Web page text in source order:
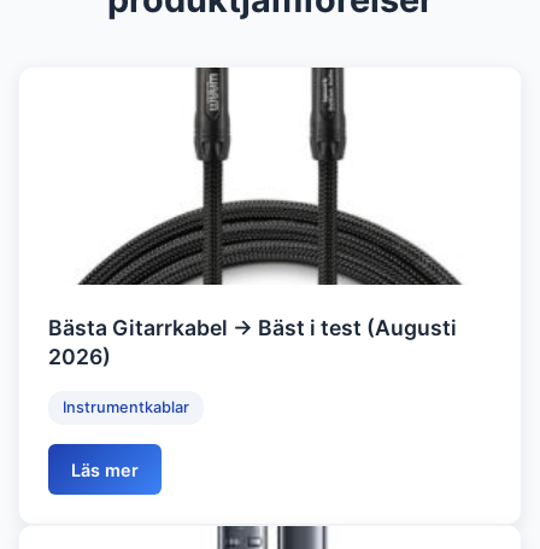
Bästa Gitarrkabel → Bäst i test (Augusti
2026)
Instrumentkablar
Läs mer